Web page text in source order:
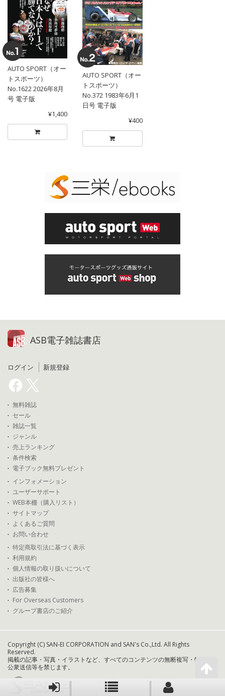
AUTO SPORT（オー
トスポーツ）
No.1622 2026年8月
号 電子版
¥1,400
AUTO SPORT（オー
トスポーツ）
No.372 1983年6月1
日号 電子版
¥400
ASB電子雑誌書店
ログイン 新規登録
無料雑誌
セール
雑誌一覧
ジャンル
売上ランキング
条件検索
電子ブック無料プレゼント
インフォメーション
ユーザーサポート
WEB本棚（購入リスト）
サイトマップ
よくあるご質問
お問い合わせ
特定商取引法に基づく表示
利用規約
個人情報の取り扱いについて
出版社の皆様へ
広告募集
For Overseas Customers
グループ書店のご紹介
Copyright (C) SAN-EI CORPORATION and SAN's Co.,Ltd. All Rights
Reserved.
掲載の記事・写真・イラストなど、すべてのコンテンツの無断複写・転載・
公衆送信等を禁じます。